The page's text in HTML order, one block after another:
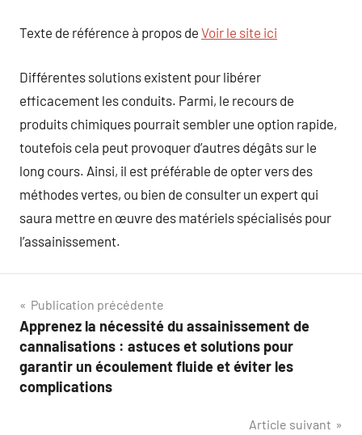
Texte de référence à propos de Voir le site ici
Différentes solutions existent pour libérer
efficacement les conduits. Parmi, le recours de
produits chimiques pourrait sembler une option rapide,
toutefois cela peut provoquer d’autres dégâts sur le
long cours. Ainsi, il est préférable de opter vers des
méthodes vertes, ou bien de consulter un expert qui
saura mettre en œuvre des matériels spécialisés pour
l’assainissement.
Navigation
de
l’article
Publication précédente
Apprenez la nécessité du assainissement de
cannalisations : astuces et solutions pour
garantir un écoulement fluide et éviter les
complications
Article suivant